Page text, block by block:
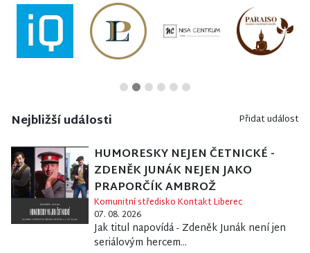
Nejbližší události Přidat událost
HUMORESKY NEJEN ČETNICKÉ -
ZDENĚK JUNÁK NEJEN JAKO
PRAPORČÍK AMBROŽ
Komunitní středisko Kontakt Liberec
07. 08. 2026
Jak titul napovídá - Zdeněk Junák není jen
seriálovým hercem...